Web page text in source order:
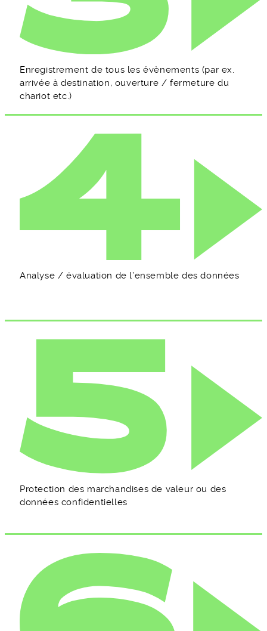
Enregistrement de tous les évènements (par ex.
arrivée à destination, ouverture / fermeture du
chariot etc.)
Analyse / évaluation de l’ensemble des données
Protection des marchandises de valeur ou des
données confidentielles